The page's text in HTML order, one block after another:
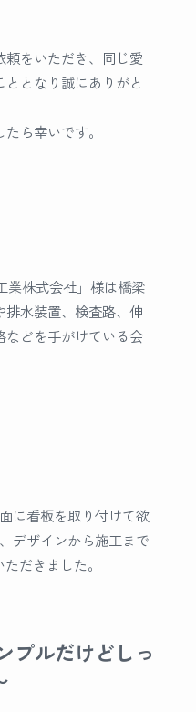
頼をいただき、同じ愛
となり誠にありがと
ら幸いです。
業株式会社」様は橋梁
排水装置、検査路、伸
などを手がけている会
に看板を取り付けて欲
デザインから施工まで
だきました。
プルだけどしっ